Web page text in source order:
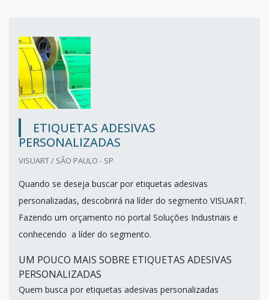
ETIQUETAS ADESIVAS
PERSONALIZADAS
VISUART / SÃO PAULO - SP
Quando se deseja buscar por etiquetas adesivas
personalizadas, descobrirá na líder do segmento VISUART.
Fazendo um orçamento no portal Soluções Industriais e
conhecendo a líder do segmento.
UM POUCO MAIS SOBRE ETIQUETAS ADESIVAS
PERSONALIZADAS
Quem busca por etiquetas adesivas personalizadas